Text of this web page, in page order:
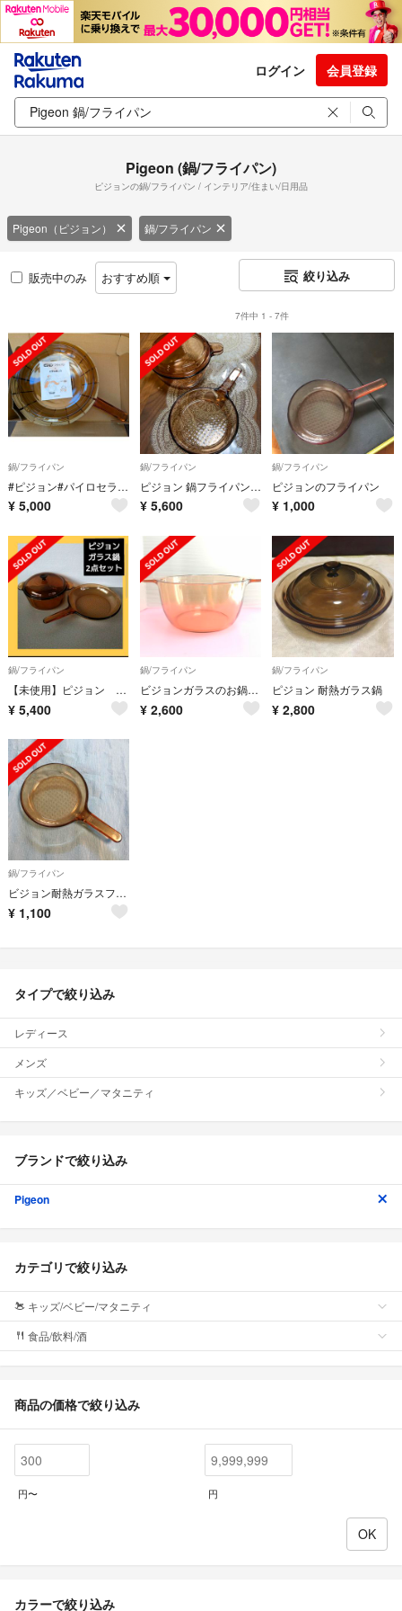
ログイン 会員登録
Pigeon (鍋/フライパン)
ピジョンの鍋/フライパン / インテリア/住まい/日用品
Pigeon（ピジョン） 鍋/フライパン
販売中のみ おすすめ順 絞り込み
7件中 1 - 7件
鍋/フライパン
#ピジョン#パイロセラム 蓋付きフライパン
¥ 5,000
鍋/フライパン
ピジョン 鍋フライパンセット
¥ 5,600
鍋/フライパン
ピジョンのフライパン
¥ 1,000
鍋/フライパン
【未使用】ピジョン ガラス鍋 2点セット 最終値下げ
¥ 5,400
鍋/フライパン
ビジョンガラスのお鍋2.5ml 蓋無し フランス製 両手ナベ
¥ 2,600
鍋/フライパン
ピジョン 耐熱ガラス鍋
¥ 2,800
鍋/フライパン
ビジョン耐熱ガラスフライパン
¥ 1,100
タイプで絞り込み
レディース
メンズ
キッズ／ベビー／マタニティ
ブランドで絞り込み
Pigeon
カテゴリで絞り込み
キッズ/ベビー/マタニティ
食品/飲料/酒
商品の価格で絞り込み
円〜 円
カラーで絞り込み